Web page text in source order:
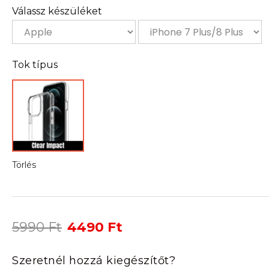
Válassz készüléket
Tok típus
Törlés
5990Ft Original
was:
5990 Ft.
4490 Ft
is:
4490 Ft.
Szeretnél hozzá kiegészítőt?